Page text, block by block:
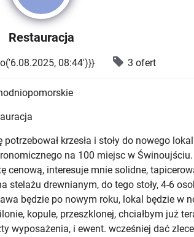
Restauracja
08:44')}} 3 ofert
potrzebował krzesła i stoły do nowego
na 100 miejsc w
cenową, interesuje mnie solidne,
stelażu drewnianym, do tego stoły, 4-6
będzie po nowym roku, lokal będzie w
kopule, przeszklonej, chciałbym już
wyposażenia, i ewent. wcześniej dać